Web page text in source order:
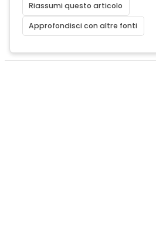
Riassumi questo articolo
Approfondisci con altre fonti